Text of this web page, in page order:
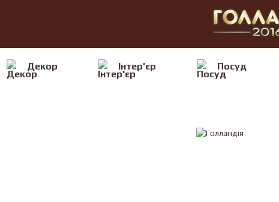
Декор Iнтер'єр Посуд